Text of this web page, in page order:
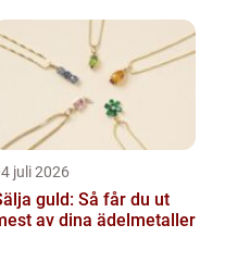
juli 2026
guld: Så får du ut
av dina ädelmetaller